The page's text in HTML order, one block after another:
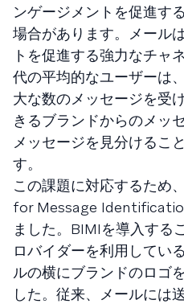
ンゲージメントを促進す
場合があります。メール
トを促進する強力なチャ
代の平均的なユーザーは
大な数のメッセージを受
きるブランドからのメッ
メッセージを見分けるこ
す。
この課題に対応するた
for Message
ました。BIMIを導入する
ロバイダーを利用してい
ルの横にブランドのロゴ
した。従来、メールには